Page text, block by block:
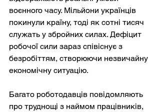
воєнного часу. Мільйони українців
покинули країну, тоді як сотні тисяч
служать у збройних силах. Дефіцит
робочої сили зараз співіснує з
безробіттям, створюючи незвичайну
економічну ситуацію.
Багато роботодавців повідомляють
про труднощі з наймом працівників,